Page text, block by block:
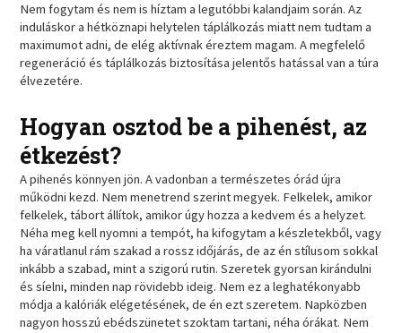
Nem fogytam és nem is híztam a legutóbbi kalandjaim során. Az
induláskor a hétköznapi helytelen táplálkozás miatt nem tudtam a
maximumot adni, de elég aktívnak éreztem magam. A megfelelő
regeneráció és táplálkozás biztosítása jelentős hatással van a túra
élvezetére.
Hogyan osztod be a pihenést, az
étkezést?
A pihenés könnyen jön. A vadonban a természetes órád újra
működni kezd. Nem menetrend szerint megyek. Felkelek, amikor
felkelek, tábort állítok, amikor úgy hozza a kedvem és a helyzet.
Néha meg kell nyomni a tempót, ha kifogytam a készletekből, vagy
ha váratlanul rám szakad a rossz időjárás, de az én stílusom sokkal
inkább a szabad, mint a szigorú rutin. Szeretek gyorsan kirándulni
és síelni, minden nap rövidebb ideig. Nem ez a leghatékonyabb
módja a kalóriák elégetésének, de én ezt szeretem. Napközben
nagyon hosszú ebédszünetet szoktam tartani, néha órákat. Nem